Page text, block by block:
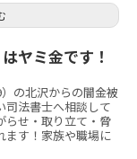
ヤミ金です！
の北沢からの闇金被
司法書士へ相談して
らせ・取り立て・脅
ます！家族や職場に